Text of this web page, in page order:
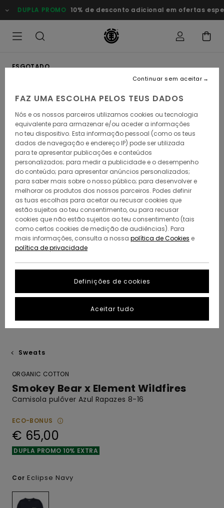
para
a
DUPLA PROMO 10% de desconto adicional em ofertas
ESGOTADO
Sweats
ORGANIC COTTON
Smokey Bear x Element Wildfires
Camisola pulôver Azul Rapazes 8-16
ECO-BONUS
€ 65,00
DUPLA PROMO 10% EXTRA
Cor Eclipse Navy
FAZ UMA ESCOLHA PELOS TEUS DADOS
Nós e os nossos parceiros utilizamos cookies ou tecnologia
equivalente para armazenar e/ou aceder a informações
no teu dispositivo. Esta informação pessoal (como os teus
dados de navegação e endereço IP) pode ser utilizada
para te apresentar publicações e conteúdos
personalizados; para medir a publicidade e o desempenho
do conteúdo; para apresentar anúncios personalizados;
para saber mais sobre o nosso público; para desenvolver e
melhorar os produtos dos nossos parceiros. Podes definir
as tuas escolhas para aceitar ou recusar cookies que
estão sujeitos ao teu consentimento, ou para recusar
cookies que não estão sujeitos ao teu consentimento (tais
como certos cookies de medição de audiências). Para
mais informações, consulta a nossa política de Cookies e
política de privacidade
Definições de cookies
Continuar sem aceitar
Aceitar tudo